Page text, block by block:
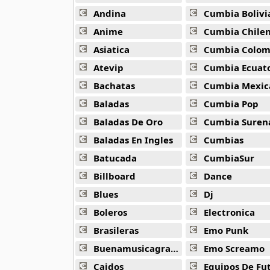
16 músicas online
Bee Gees
29 músicas online
Ben Harper
11 músicas online
Billboard
163 músicas online
Black Guayaba
25 músicas online
Black Sabbath
110 músicas online
10 músicas online
Andina
Anime
Asiatica
Atevip
Bachatas
Baladas
Baladas De Oro
Baladas En Ingles
Batucada
Billboard
Blues
Boleros
Brasileras
Buenamusicagratis
Caidos
Cumbia
Cumbia
Cumbia
Cumbia
Cumbia
Cumbia Pop
Cumbia
Cumbias
CumbiaSur
Dance
Dj
Electronica
Emo Punk
Emo Screamo
Equipos De